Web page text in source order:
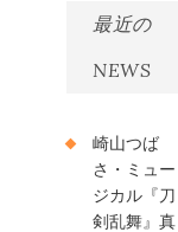
最近の
NEWS
崎山つば
さ・ミュー
ジカル『刀
剣乱舞』真